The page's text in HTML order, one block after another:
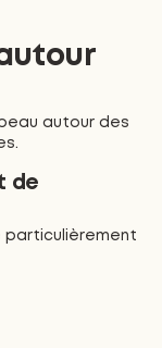
autour des
de
particulièrement